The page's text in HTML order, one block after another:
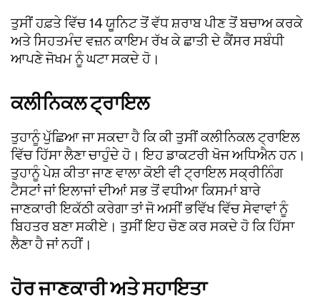
ਤੁਸੀਂ ਹਫ਼ਤੇ ਵਿੱਚ 14 ਯੂਨਿਟ ਤੋਂ ਵੱਧ ਸ਼ਰਾਬ ਪੀਣ ਤੋਂ ਬਚਾਅ ਕਰਕੇ
ਅਤੇ ਸਿਹਤਮੰਦ ਵਜ਼ਨ ਕਾਇਮ ਰੱਖ ਕੇ ਛਾਤੀ ਦੇ ਕੈਂਸਰ ਸਬੰਧੀ
ਆਪਣੇ ਜੋਖਮ ਨੂੰ ਘਟਾ ਸਕਦੇ ਹੋ।
ਕਲੀਨਿਕਲ ਟ੍ਰਾਇਲ
ਤੁਹਾਨੂੰ ਪੁੱਛਿਆ ਜਾ ਸਕਦਾ ਹੈ ਕਿ ਕੀ ਤੁਸੀਂ ਕਲੀਨਿਕਲ ਟ੍ਰਾਇਲ
ਵਿੱਚ ਹਿੱਸਾ ਲੈਣਾ ਚਾਹੁੰਦੇ ਹੋ। ਇਹ ਡਾਕਟਰੀ ਖੋਜ ਅਧਿਐਨ ਹਨ।
ਤੁਹਾਨੂੰ ਪੇਸ਼ ਕੀਤਾ ਜਾਣ ਵਾਲਾ ਕੋਈ ਵੀ ਟ੍ਰਾਇਲ ਸਕ੍ਰੀਨਿੰਗ
ਟੈਸਟਾਂ ਜਾਂ ਇਲਾਜਾਂ ਦੀਆਂ ਸਭ ਤੋਂ ਵਧੀਆ ਕਿਸਮਾਂ ਬਾਰੇ
ਜਾਣਕਾਰੀ ਇਕੱਠੀ ਕਰੇਗਾ ਤਾਂ ਜੋ ਅਸੀਂ ਭਵਿੱਖ ਵਿੱਚ ਸੇਵਾਵਾਂ ਨੂੰ
ਬਿਹਤਰ ਬਣਾ ਸਕੀਏ। ਤੁਸੀਂ ਇਹ ਚੋਣ ਕਰ ਸਕਦੇ ਹੋ ਕਿ ਹਿੱਸਾ
ਲੈਣਾ ਹੈ ਜਾਂ ਨਹੀਂ।
ਹੋਰ ਜਾਣਕਾਰੀ ਅਤੇ ਸਹਾਇਤਾ